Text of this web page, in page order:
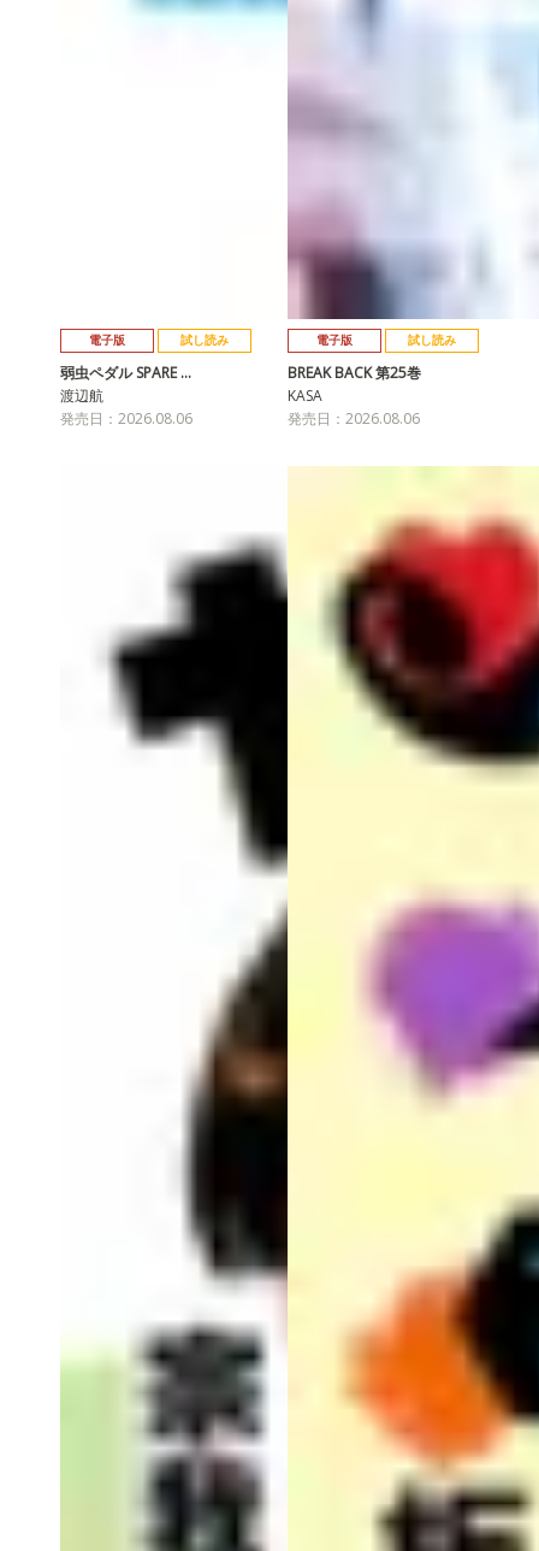
電子版 試し読み
弱虫ペダル SPARE …
渡辺航
発売日：2026.08.06
電子版 試し読み
BREAK BACK 第25巻
KASA
発売日：2026.08.06